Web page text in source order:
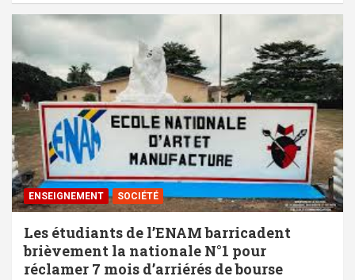
ENSEIGNEMENT SOCIÉTÉ
Les étudiants de l’ENAM barricadent
brièvement la nationale N°1 pour
réclamer 7 mois d’arriérés de bourse